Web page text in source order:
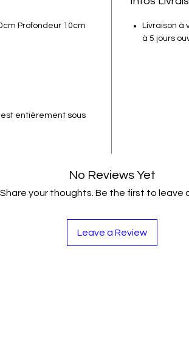
Profondeur 10cm
entièrement sous
Livraison à
à 5 jours
No Reviews Yet
Share your thoughts. Be the first to leave
Leave a Review